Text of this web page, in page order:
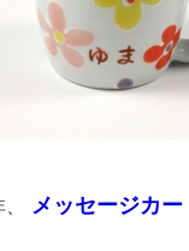
メッセージカー